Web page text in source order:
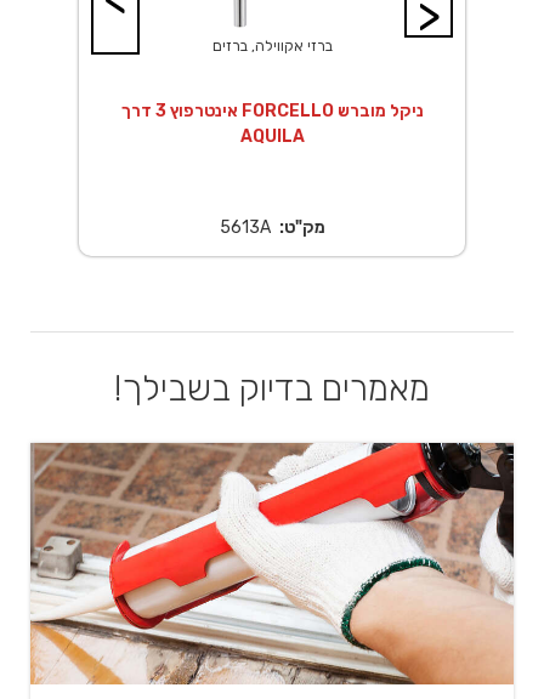
>
ברזי אקווילה, ברזים
אינטרפוץ 3 דרך FORCELLO ניקל מוברש
AQUILA
מק"ט:5613A
מאמרים בדיוק בשבילך!